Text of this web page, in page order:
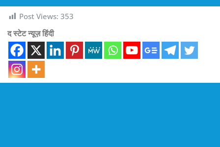
Post Views: 353
द स्टेट न्यूज़ हिंदी